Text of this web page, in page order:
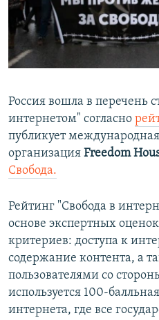
ПОБЕДИТЕЛЕЙ НЕ СУДЯТ?
КРЫМ.НЕПОКОРЕННЫЙ
ПРИСОЕДИНЯЙТЕСЬ!
Все сайты RFE/RL
Россия вошла в перечень
интернетом" согласно
публикует
организация Freedom
Свобода.
Рейтинг "Свобода в
основе экспертных
критериев: доступа к
содержание контента, а
пользователями со
используется 100-
интернета, где все